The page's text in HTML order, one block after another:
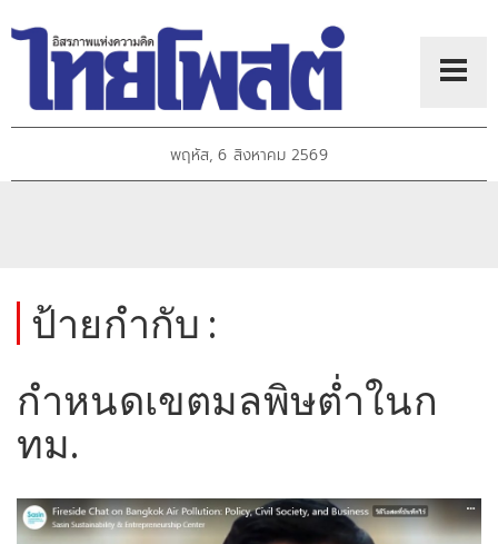
พฤหัส, 6 สิงหาคม 2569
ป้ายกำกับ :
กำหนดเขตมลพิษต่ำในก
ทม.